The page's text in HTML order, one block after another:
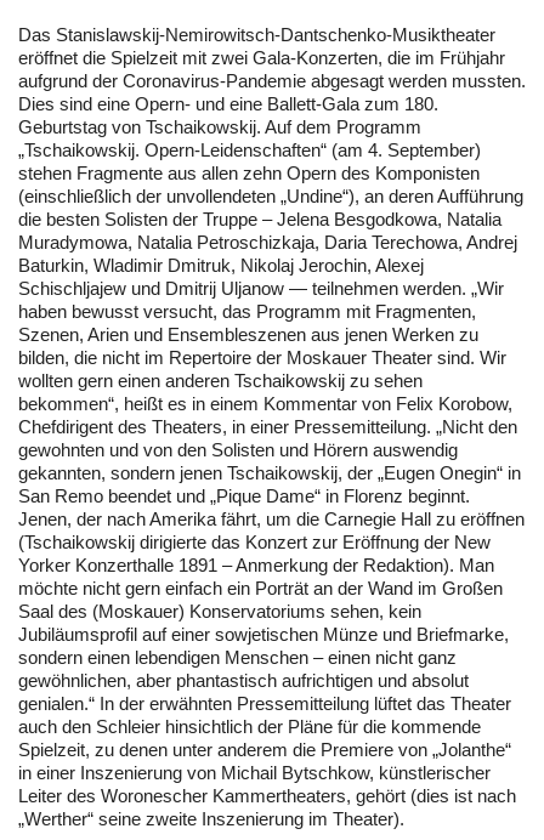
Das Stanislawskij-Nemirowitsch-Dantschenko-Musiktheater
eröffnet die Spielzeit mit zwei Gala-Konzerten, die im Frühjahr
aufgrund der Coronavirus-Pandemie abgesagt werden mussten.
Dies sind eine Opern- und eine Ballett-Gala zum 180.
Geburtstag von Tschaikowskij. Auf dem Programm
„Tschaikowskij. Opern-Leidenschaften“ (am 4. September)
stehen Fragmente aus allen zehn Opern des Komponisten
(einschließlich der unvollendeten „Undine“), an deren Aufführung
die besten Solisten der Truppe – Jelena Besgodkowa, Natalia
Muradymowa, Natalia Petroschizkaja, Daria Terechowa, Andrej
Baturkin, Wladimir Dmitruk, Nikolaj Jerochin, Alexej
Schischljajew und Dmitrij Uljanow — teilnehmen werden. „Wir
haben bewusst versucht, das Programm mit Fragmenten,
Szenen, Arien und Ensembleszenen aus jenen Werken zu
bilden, die nicht im Repertoire der Moskauer Theater sind. Wir
wollten gern einen anderen Tschaikowskij zu sehen
bekommen“, heißt es in einem Kommentar von Felix Korobow,
Chefdirigent des Theaters, in einer Pressemitteilung. „Nicht den
gewohnten und von den Solisten und Hörern auswendig
gekannten, sondern jenen Tschaikowskij, der „Eugen Onegin“ in
San Remo beendet und „Pique Dame“ in Florenz beginnt.
Jenen, der nach Amerika fährt, um die Carnegie Hall zu eröffnen
(Tschaikowskij dirigierte das Konzert zur Eröffnung der New
Yorker Konzerthalle 1891 – Anmerkung der Redaktion). Man
möchte nicht gern einfach ein Porträt an der Wand im Großen
Saal des (Moskauer) Konservatoriums sehen, kein
Jubiläumsprofil auf einer sowjetischen Münze und Briefmarke,
sondern einen lebendigen Menschen – einen nicht ganz
gewöhnlichen, aber phantastisch aufrichtigen und absolut
genialen.“ In der erwähnten Pressemitteilung lüftet das Theater
auch den Schleier hinsichtlich der Pläne für die kommende
Spielzeit, zu denen unter anderem die Premiere von „Jolanthe“
in einer Inszenierung von Michail Bytschkow, künstlerischer
Leiter des Woronescher Kammertheaters, gehört (dies ist nach
„Werther“ seine zweite Inszenierung im Theater).